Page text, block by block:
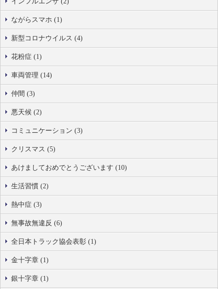
ながらスマホ (1)
新型コロナウイルス (4)
花粉症 (1)
車両管理 (14)
仲間 (3)
悪天候 (2)
コミュニケーション (3)
クリスマス (5)
あけましておめでとうございます (10)
生活習慣 (2)
熱中症 (3)
無事故無違反 (6)
全日本トラック協会表彰 (1)
金十字章 (1)
銀十字章 (1)